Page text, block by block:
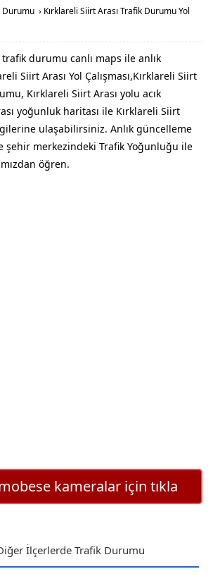
Durumu › Kırklareli Siirt Arası Trafik Durumu Yol
trafik durumu canlı maps ile anlık
Siirt Arası Yol Çalışması,Kırklareli Siirt
Kırklareli Siirt Arası yolu acık
yoğunluk haritası ile Kırklareli Siirt
ulaşabilirsiniz. Anlık güncelleme
şehir merkezindeki Trafik Yoğunluğu ile
öğren.
kameralar için tıkla
İlçerlerde Trafik Durumu